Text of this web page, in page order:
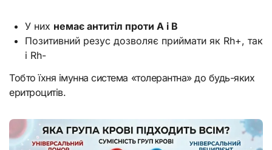
У них немає антитіл проти A і B
Позитивний резус дозволяє приймати як Rh+, так
і Rh-
Тобто їхня імунна система «толерантна» до будь-яких
еритроцитів.